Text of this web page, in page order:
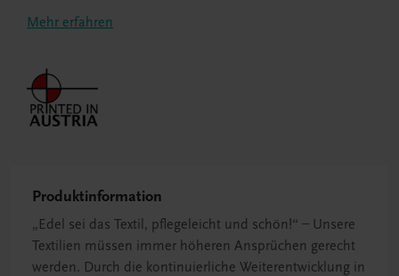
Mehr erfahren
Produktinformation
„Edel sei das Textil, pflegeleicht und schön!“ – Unsere
Textilien müssen immer höheren Ansprüchen gerecht
werden. Durch die kontinuierliche Weiterentwicklung in